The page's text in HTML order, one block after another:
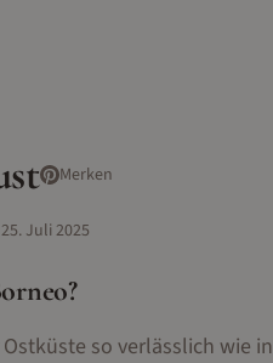
Merken
25. Juli 2025
?
so verlässlich wie